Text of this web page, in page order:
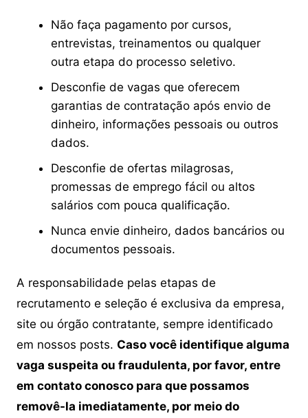
Não faça pagamento por cursos,
entrevistas, treinamentos ou qualquer
outra etapa do processo seletivo.
Desconfie de vagas que oferecem
garantias de contratação após envio de
dinheiro, informações pessoais ou outros
dados.
Desconfie de ofertas milagrosas,
promessas de emprego fácil ou altos
salários com pouca qualificação.
Nunca envie dinheiro, dados bancários ou
documentos pessoais.
A responsabilidade pelas etapas de
recrutamento e seleção é exclusiva da empresa,
site ou órgão contratante, sempre identificado
em nossos posts. Caso você identifique alguma
vaga suspeita ou fraudulenta, por favor, entre
em contato conosco para que possamos
removê-la imediatamente, por meio do